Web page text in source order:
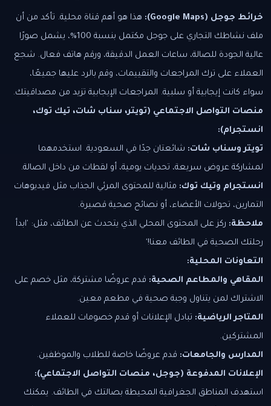
خرائط جوجل (Google Maps):
هذا هو أهم قناة محلية. تأكد من أن
ملف نشاطك التجاري على جوجل مكتمل بنسبة 100%، يشمل صورًا
عالية الجودة للصالة، ساعات العمل الدقيقة، ورقم هاتف فعال. شجع
العملاء على ترك المراجعات والتقييمات، وقم بالرد عليها جميعًا،
سواء كانت إيجابية أو سلبية. المراجعات الإيجابية تزيد من مصداقيتك.
منصات التواصل الاجتماعي (تويتر، سناب شات، تيك توك،
انستجرام):
تويتر وسناب شات: شائعتان جدًا في السعودية. استخدمهما
لمشاركة عروض سريعة، تحديات يومية، أو لقطات من داخل الصالة.
انستجرام وتيك توك: مثالية للمحتوى المرئي الجذاب مثل فيديوهات
التمارين، تحولات الأعضاء، أو نصائح صحية قصيرة.
ملاحظة: ركز على المحتوى المحلي الذي يتحدث عن الطائف، مثل: 'ابدأ
رحلتك الصحية في الطائف معنا!'
التعاونات المحلية:
المقاهي والمطاعم الصحية: قدم عروضًا مشتركة، مثل خصم على
الاشتراك لمن يتناول وجبة صحية في مطعم معين.
المتاجر الرياضية: تبادل الإعلانات أو قدم خصومات للعملاء
المشتركين.
المدارس والجامعات: قدم عروضًا خاصة للطلاب والموظفين.
الإعلانات المدفوعة (جوجل، منصات التواصل الاجتماعي):
استهدف المناطق الجغرافية المحيطة بصالتك في الطائف. يمكنك